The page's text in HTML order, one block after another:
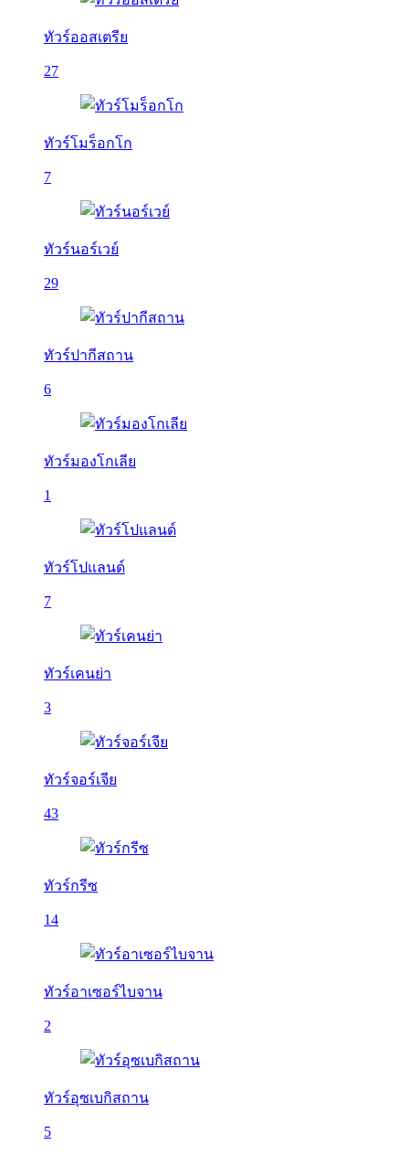
ทัวร์ออสเตรีย
27
ทัวร์โมร็อกโก
7
ทัวร์นอร์เวย์
29
ทัวร์ปากีสถาน
6
ทัวร์มองโกเลีย
1
ทัวร์โปแลนด์
7
ทัวร์เคนย่า
3
ทัวร์จอร์เจีย
43
ทัวร์กรีซ
14
ทัวร์อาเซอร์ไบจาน
2
ทัวร์อุซเบกิสถาน
5